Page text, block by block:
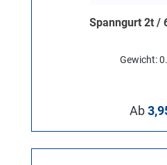
Spanngurt 2t /
Gewicht:
Ab